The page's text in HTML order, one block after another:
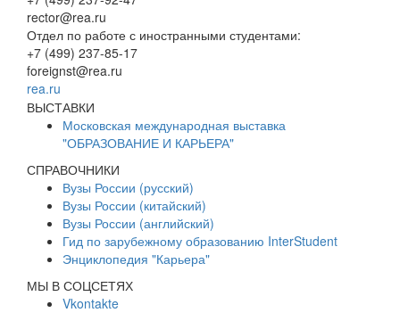
rector@rea.ru
Отдел по работе с иностранными студентами:
+7 (499) 237-85-17
foreignst@rea.ru
rea.ru
ВЫСТАВКИ
Московская международная выставка
"ОБРАЗОВАНИЕ И КАРЬЕРА"
СПРАВОЧНИКИ
Вузы России (русский)
Вузы России (китайский)
Вузы России (английский)
Гид по зарубежному образованию InterStudent
Энциклопедия "Карьера"
МЫ В СОЦСЕТЯХ
Vkontakte